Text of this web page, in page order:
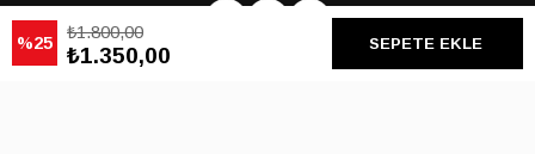
25
₺1.800,00
₺1.350,00